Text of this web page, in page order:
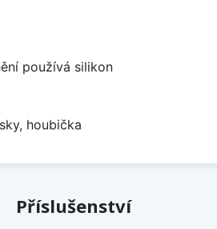
používá silikon
houbička
Příslušenství